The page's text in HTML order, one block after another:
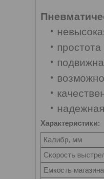
Характеристики:
Калибр, мм
Скорость
Емкость магазина